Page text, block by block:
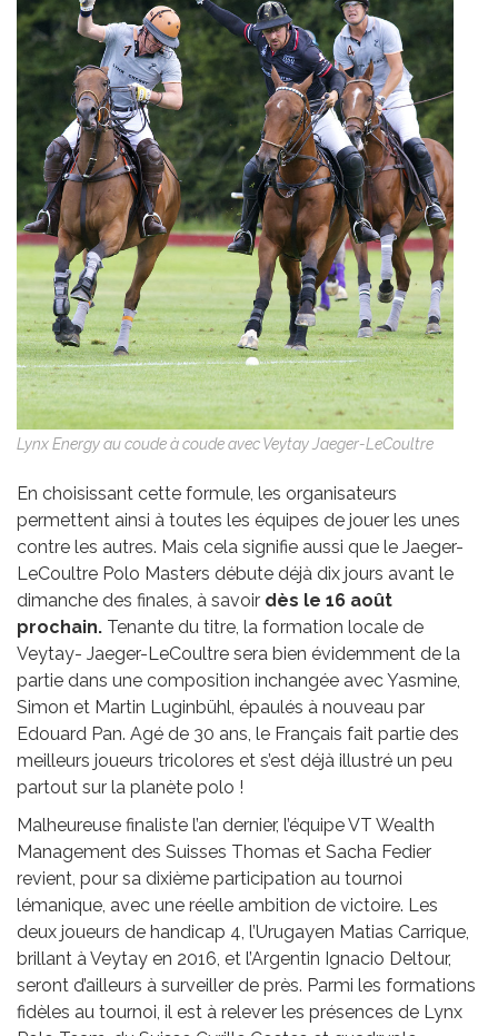
Lynx Energy au coude à coude avec Veytay Jaeger-LeCoultre
En choisissant cette formule, les organisateurs
permettent ainsi à toutes les équipes de jouer les unes
contre les autres. Mais cela signifie aussi que le Jaeger-
LeCoultre Polo Masters débute déjà dix jours avant le
dimanche des finales, à savoir dès le 16 août
prochain. Tenante du titre, la formation locale de
Veytay- Jaeger-LeCoultre sera bien évidemment de la
partie dans une composition inchangée avec Yasmine,
Simon et Martin Luginbühl, épaulés à nouveau par
Edouard Pan. Agé de 30 ans, le Français fait partie des
meilleurs joueurs tricolores et s’est déjà illustré un peu
partout sur la planète polo !
Malheureuse finaliste l’an dernier, l’équipe VT Wealth
Management des Suisses Thomas et Sacha Fedier
revient, pour sa dixième participation au tournoi
lémanique, avec une réelle ambition de victoire. Les
deux joueurs de handicap 4, l’Urugayen Matias Carrique,
brillant à Veytay en 2016, et l’Argentin Ignacio Deltour,
seront d’ailleurs à surveiller de près. Parmi les formations
fidèles au tournoi, il est à relever les présences de Lynx